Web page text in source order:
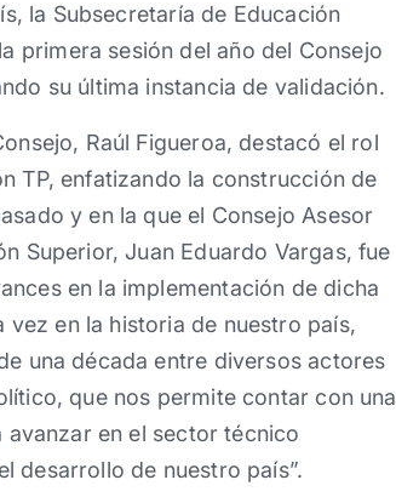
la Subsecretaría de Educación
primera sesión del año del Consejo
su última instancia de validación.
Raúl Figueroa, destacó el rol
TP, enfatizando la construcción de
y en la que el Consejo Asesor
Superior, Juan Eduardo Vargas, fue
en la implementación de dicha
en la historia de nuestro país,
una década entre diversos actores
que nos permite contar con una
en el sector técnico
desarrollo de nuestro país”.